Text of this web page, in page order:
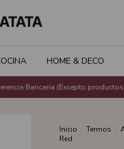
HOME & DECO
Bancaria (Excepto productos
Inicio . Termos .
Red